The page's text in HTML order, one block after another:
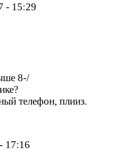
- 15:29
8-/
телефон, плииз.
17:16